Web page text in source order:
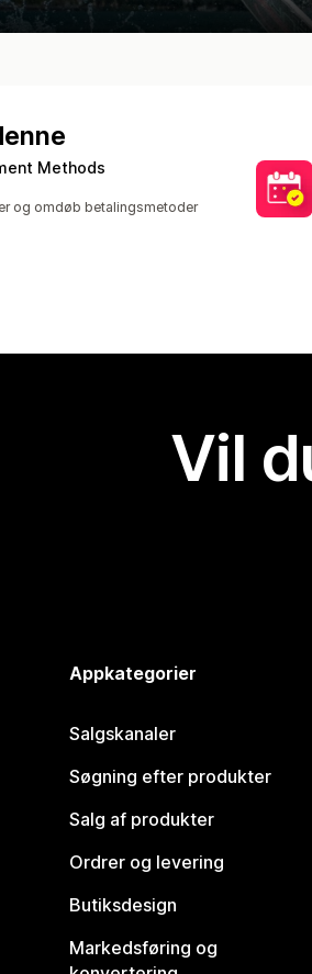
Methods
og omdøb betalingsmetoder
Vil
Appkategorier
Salgskanaler
Søgning efter produkter
Salg af produkter
Ordrer og levering
Butiksdesign
Markedsføring og